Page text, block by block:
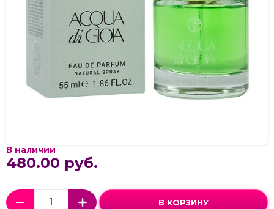
В наличии
480.00 руб.
В КОРЗИНУ